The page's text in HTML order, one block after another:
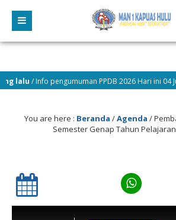
/ Info pengumuman PPDB 2026 Hari ini 04 Juni
You are here : Beranda /Agenda /
Semester Genap Tahun Pelajaran